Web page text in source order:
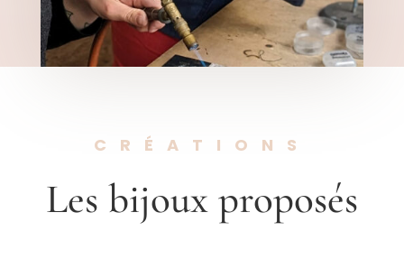
CRÉATIONS
Les bijoux proposés